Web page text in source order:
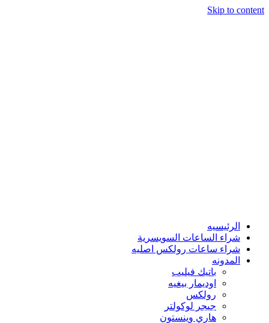
Skip to content
الرئيسيه
شراء الساعات السويسرية
شراء ساعات رولكس اصليه
المدونه
باتيك فيليب
اوديمار بيغيه
رولكس
جيجر لوكولتر
هاري وينستون